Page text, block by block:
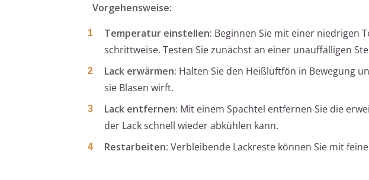
Vorgehensweise:
Temperatur einstellen: Beginnen Sie mit einer niedrigen
schrittweise. Testen Sie zunächst an einer unauffälligen
Lack erwärmen: Halten Sie den Heißluftfön in Bewegung
sie Blasen wirft.
Lack entfernen: Mit einem Spachtel entfernen Sie die
der Lack schnell wieder abkühlen kann.
Restarbeiten: Verbleibende Lackreste können Sie mit